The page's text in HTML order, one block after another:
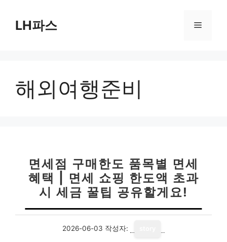
LH파스 메
해외여행준비
면세점 구매한도 품목별 면세
혜택 | 면세 쇼핑 한도액 초과
시 세금 꿀팁 공유할게요!
2026-06-03 작성자: